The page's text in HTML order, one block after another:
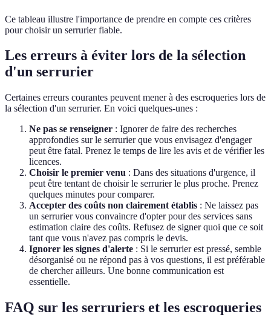
Ce tableau illustre l'importance de prendre en compte ces critères
pour choisir un serrurier fiable.
Les erreurs à éviter lors de la sélection
d'un serrurier
Certaines erreurs courantes peuvent mener à des escroqueries lors de
la sélection d'un serrurier. En voici quelques-unes :
Ne pas se renseigner : Ignorer de faire des recherches
approfondies sur le serrurier que vous envisagez d'engager
peut être fatal. Prenez le temps de lire les avis et de vérifier les
licences.
Choisir le premier venu : Dans des situations d'urgence, il
peut être tentant de choisir le serrurier le plus proche. Prenez
quelques minutes pour comparer.
Accepter des coûts non clairement établis : Ne laissez pas
un serrurier vous convaincre d'opter pour des services sans
estimation claire des coûts. Refusez de signer quoi que ce soit
tant que vous n'avez pas compris le devis.
Ignorer les signes d'alerte : Si le serrurier est pressé, semble
désorganisé ou ne répond pas à vos questions, il est préférable
de chercher ailleurs. Une bonne communication est
essentielle.
FAQ sur les serruriers et les escroqueries